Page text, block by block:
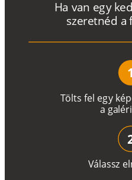
Tölts fel egy ké
a galéri
Ha van egy ke
szeretnéd a
1
Válassz el